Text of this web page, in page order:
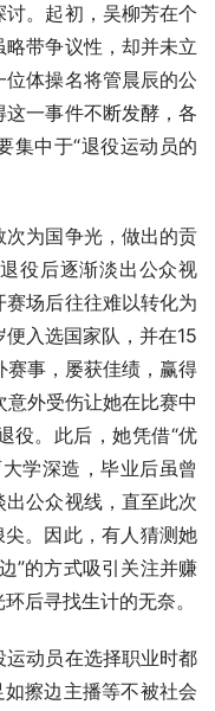
。起初，吴柳芳在个
带争议性，却并未立
体操名将管晨辰的公
一事件不断发酵，各
集中于“退役运动员的
为国争光，做出的贡
役后逐渐淡出公众视
场后往往难以转化为
入选国家队，并在15
事，屡获佳绩，赢得
外受伤让她在比赛中
役。此后，她凭借“优
学深造，毕业后虽曾
公众视线，直至此次
。因此，有人猜测她
”的方式吸引关注并赚
后寻找生计的无奈。
动员在选择职业时都
擦边主播等不被社会